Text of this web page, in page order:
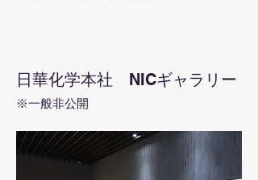
日華化学本社 NICギャラリー
※一般非公開